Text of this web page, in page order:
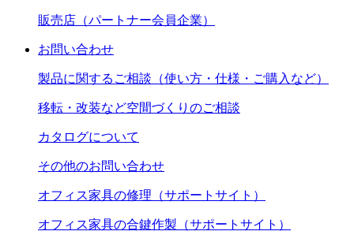
販売店（パートナー会員企業）
お問い合わせ
製品に関するご相談（使い方・仕様・ご購入など）
移転・改装など空間づくりのご相談
カタログについて
その他のお問い合わせ
オフィス家具の修理（サポートサイト）
オフィス家具の合鍵作製（サポートサイト）